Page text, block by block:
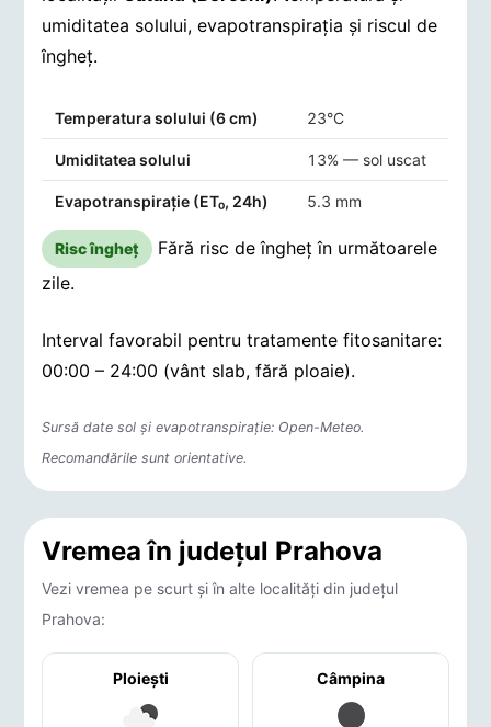
umiditatea solului, evapotranspirația și riscul de
îngheț.
Temperatura solului (6 cm) 23°C
Umiditatea solului 13% — sol uscat
Evapotranspirație (ET₀, 24h) 5.3 mm
Risc îngheț
Fără risc de îngheț în următoarele
zile.
Interval favorabil pentru tratamente fitosanitare:
00:00 – 24:00 (vânt slab, fără ploaie).
Sursă date sol și evapotranspirație: Open-Meteo.
Recomandările sunt orientative.
Vremea în județul Prahova
Vezi vremea pe scurt și în alte localități din județul
Prahova:
Ploieşti Câmpina